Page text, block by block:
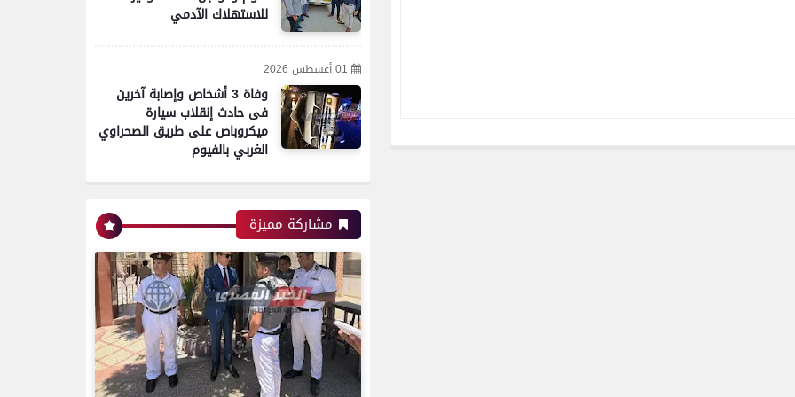
للاستهلاك الآدمي
01 أغسطس 2026
وفاة 3 أشخاص وإصابة آخرين
فى حادث إنقلاب سيارة
ميكروباص على طريق الصحراوي
الغربي بالفيوم
مشاركة مميزة
مدير أمن سوهاج يتفقد
الخدمات الأمنية والارتكازات
..ويؤكد ضرورة اليقظة التامة
تموين الفيوم ضبط سيارة نقل
محملة بـ 1750 كيلو جبنة
مجهولة المصدر وغير صالحة
للاستهلاك الآدمي
محافظات